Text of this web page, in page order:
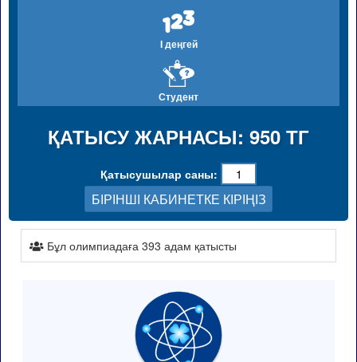
I деңгей
Студент
ҚАТЫСУ ЖАРНАСЫ: 950 ТГ
Қатысушылар саны:
БІРІНШІ КАБИНЕТКЕ КІРІҢІЗ
Бұл олимпиадаға 393 адам қатысты